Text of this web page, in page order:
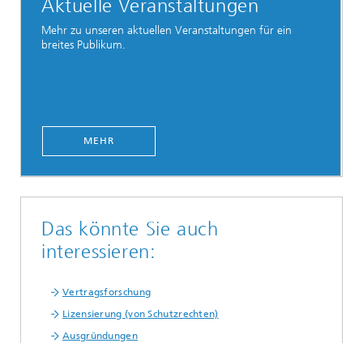
Aktuelle Veranstaltungen
Mehr zu unseren aktuellen Veranstaltungen für ein
breites Publikum.
MEHR
Das könnte Sie auch
interessieren:
Vertragsforschung
Lizensierung (von Schutzrechten)
Ausgründungen